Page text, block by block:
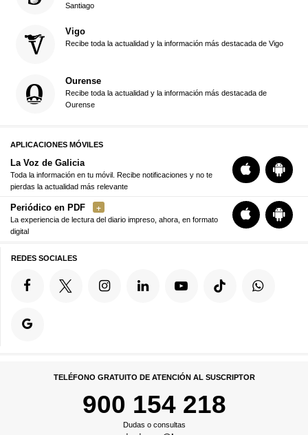
Santiago
Vigo
Recibe toda la actualidad y la información más destacada de Vigo
Ourense
Recibe toda la actualidad y la información más destacada de
Ourense
APLICACIONES MÓVILES
La Voz de Galicia
Toda la información en tu móvil. Recibe notificaciones y no te
pierdas la actualidad más relevante
Periódico en PDF
La experiencia de lectura del diario impreso, ahora, en formato
digital
REDES SOCIALES
TELÉFONO GRATUITO DE ATENCIÓN AL SUSCRIPTOR
900 154 218
Dudas o consultas